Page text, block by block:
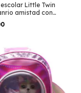
Little Twin
amistad con